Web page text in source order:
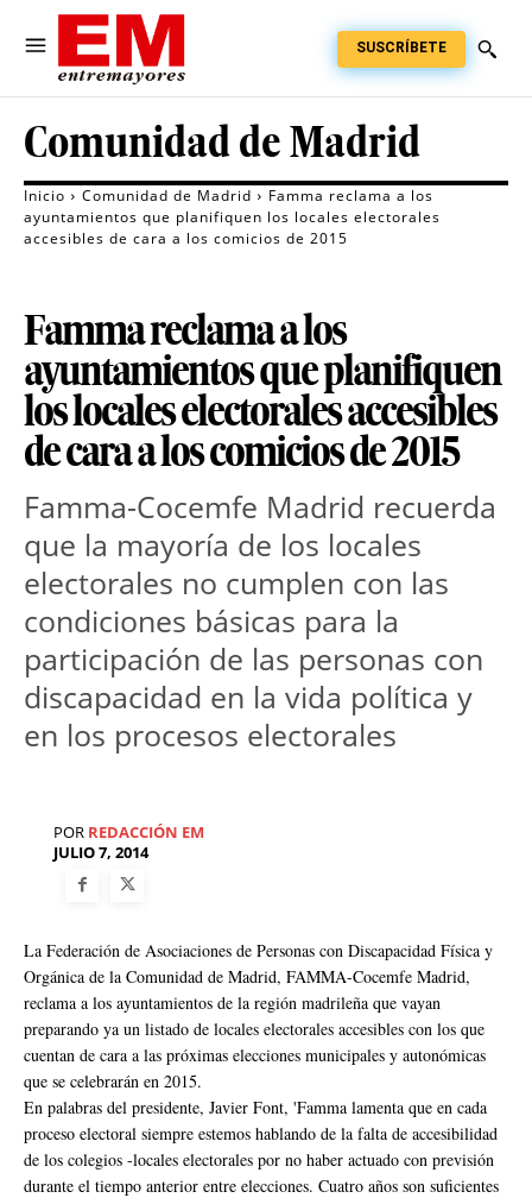
SUSCRÍBETE
Comunidad de Madrid
Inicio Comunidad de Madrid
Famma reclama a los
ayuntamientos que planifiquen los locales electorales
accesibles de cara a los comicios de 2015
Famma reclama a los
ayuntamientos que planifiquen
los locales electorales accesibles
de cara a los comicios de 2015
Famma-Cocemfe Madrid recuerda
que la mayoría de los locales
electorales no cumplen con las
condiciones básicas para la
participación de las personas con
discapacidad en la vida política y
en los procesos electorales
POR REDACCIÓN EM
JULIO 7, 2014
La Federación de Asociaciones de Personas con Discapacidad Física y
Orgánica de la Comunidad de Madrid, FAMMA-Cocemfe Madrid,
reclama a los ayuntamientos de la región madrileña que vayan
preparando ya un listado de locales electorales accesibles con los que
cuentan de cara a las próximas elecciones municipales y autonómicas
que se celebrarán en 2015.
En palabras del presidente, Javier Font, 'Famma lamenta que en cada
proceso electoral siempre estemos hablando de la falta de accesibilidad
de los colegios -locales electorales por no haber actuado con previsión
durante el tiempo anterior entre elecciones. Cuatro años son suficientes